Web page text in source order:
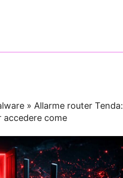
» Allarme router Tenda:
accedere come